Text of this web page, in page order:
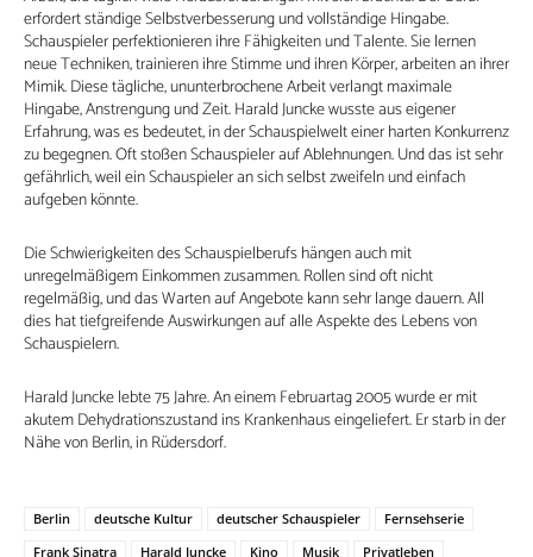
erfordert ständige Selbstverbesserung und vollständige Hingabe.
Schauspieler perfektionieren ihre Fähigkeiten und Talente. Sie lernen
neue Techniken, trainieren ihre Stimme und ihren Körper, arbeiten an ihrer
Mimik. Diese tägliche, ununterbrochene Arbeit verlangt maximale
Hingabe, Anstrengung und Zeit. Harald Juncke wusste aus eigener
Erfahrung, was es bedeutet, in der Schauspielwelt einer harten Konkurrenz
zu begegnen. Oft stoßen Schauspieler auf Ablehnungen. Und das ist sehr
gefährlich, weil ein Schauspieler an sich selbst zweifeln und einfach
aufgeben könnte.
Die Schwierigkeiten des Schauspielberufs hängen auch mit
unregelmäßigem Einkommen zusammen. Rollen sind oft nicht
regelmäßig, und das Warten auf Angebote kann sehr lange dauern. All
dies hat tiefgreifende Auswirkungen auf alle Aspekte des Lebens von
Schauspielern.
Harald Juncke lebte 75 Jahre. An einem Februartag 2005 wurde er mit
akutem Dehydrationszustand ins Krankenhaus eingeliefert. Er starb in der
Nähe von Berlin, in Rüdersdorf.
Berlin deutsche Kultur deutscher Schauspieler
Fernsehserie
Frank Sinatra
Harald Juncke Kino Musik
Privatleben